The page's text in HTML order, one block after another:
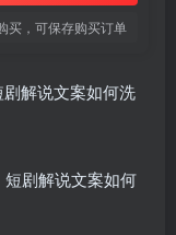
买，可保存购买订单
解说文案如何洗